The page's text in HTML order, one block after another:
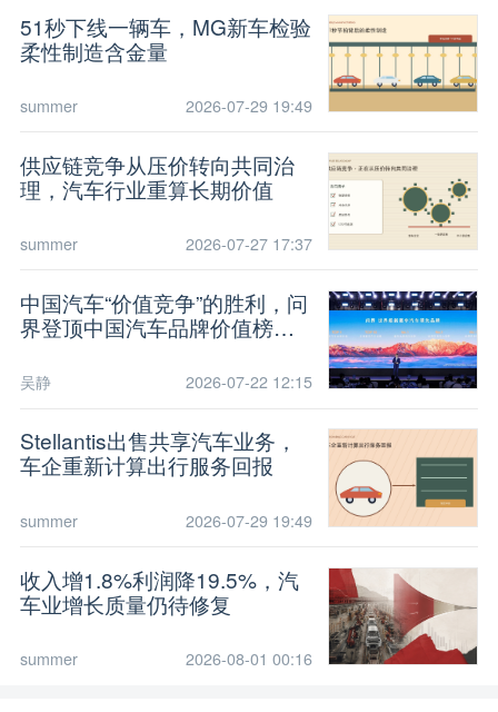
51秒下线一辆车，MG新车检验
柔性制造含金量
summer 2026-07-29 19:49
供应链竞争从压价转向共同治
理，汽车行业重算长期价值
summer 2026-07-27 17:37
中国汽车“价值竞争”的胜利，问
界登顶中国汽车品牌价值榜
吴静 2026-07-22 12:15
Stellantis出售共享汽车业务，
车企重新计算出行服务回报
summer 2026-07-29 19:49
收入增1.8%利润降19.5%，汽
车业增长质量仍待修复
summer 2026-08-01 00:16